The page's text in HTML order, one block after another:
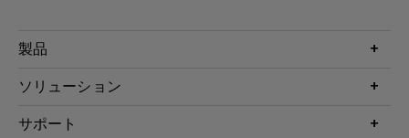
製品
プロジェクター
照明
ソリューション
ビジネス向け
サポート